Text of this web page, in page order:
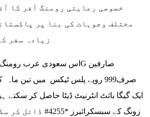
خصوصی رعایتی رومنگ آفر کا
مختلف وجوہات کی بنا پر
زیادہ سفر
ایک گیگا بائٹ انٹرنیٹ ڈیٹا حاصل کر سکتے
زونگ کے سبسکرائبرز